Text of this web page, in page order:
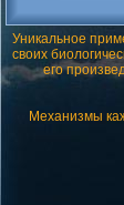
Уникальное
своих
его
Механизмы